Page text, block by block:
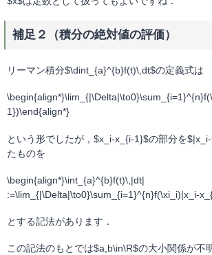
補足２（積分の絶対値の評価）
リーマン積分$\dint_{a}^{b}f(t)\,dt$の定義式は
1})\end{align*}
という形でしたが，$x_i-x_{i-1}$の部分を
たものを
\begin{align*}\int_{a}^{b}f(t)\,|dt|
:=\lim_{|\Delta|\to0}\sum_{i=1}^{n}f(\xi_i)|x_i-
とする記法があります．
この記法のもとでは$a,b\in\R$の大小関係が不